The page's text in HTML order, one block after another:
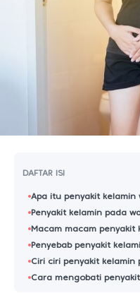
DAFTAR ISI
Apa itu penyakit kelamin
Penyakit kelamin pada
Macam macam penyakit
Penyebab penyakit
Ciri ciri penyakit kelamin
Cara mengobati